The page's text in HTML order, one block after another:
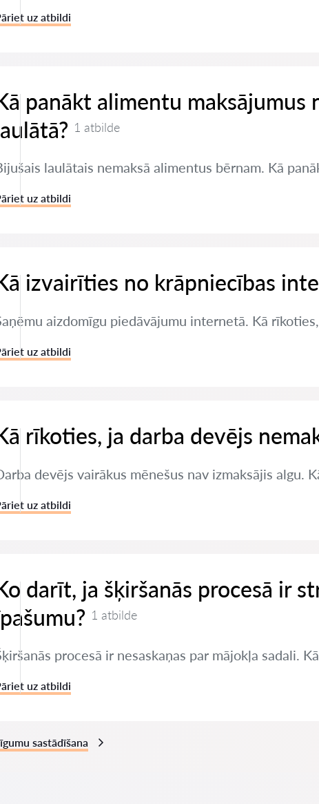
uz atbildi
panākt alimentu maksājumus
1 atbilde
laulātais nemaksā alimentus bērnam. Kā
uz atbildi
izvairīties no krāpniecības
aizdomīgu piedāvājumu internetā. Kā
uz atbildi
rīkoties, ja darba devējs
devējs vairākus mēnešus nav izmaksājis algu.
uz atbildi
darīt, ja šķiršanās procesā ir
1 atbilde
procesā ir nesaskaņas par mājokļa sadali.
uz atbildi
sastādīšana